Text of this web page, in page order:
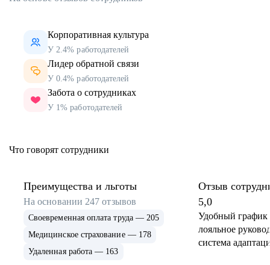
Корпоративная культура
У 2.4% работодателей
Лидер обратной связи
У 0.4% работодателей
Забота о сотрудниках
У 1% работодателей
Что говорят сотрудники
Преимущества и льготы
На основании 247 отзывов
Своевременная оплата труда — 205
Медицинское страхование — 178
Удаленная работа — 163
Отзыв
5,0
Удобный график
лояльное
система